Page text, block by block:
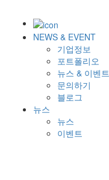
NEWS & EVENT
기업정보
포트폴리오
뉴스 & 이벤트
문의하기
블로그
뉴스
뉴스
이벤트